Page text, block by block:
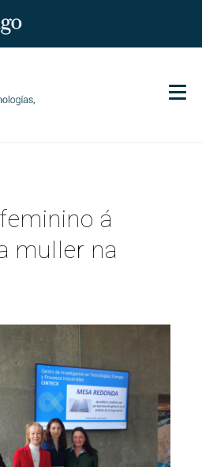
InstagramYoutubeLinkedin
á
muller na